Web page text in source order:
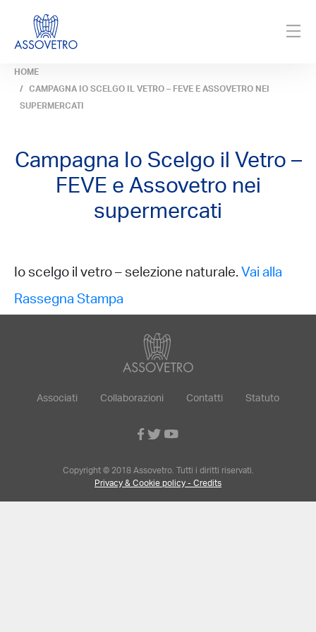
HOME
CAMPAGNA IO SCELGO IL VETRO – FEVE E ASSOVETRO NEI
SUPERMERCATI
Campagna Io Scelgo il Vetro –
FEVE e Assovetro nei
supermercati
Io scelgo il vetro – selezione naturale. Vai alla
Rassegna Stampa
Associati Collaborazioni Contatti Statuto
Copyright © 2018 Assovetro. Tutti i diritti riservati.
Privacy & Cookie policy - Credits